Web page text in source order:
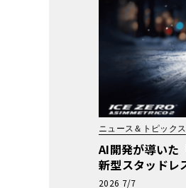
ニュース＆トピックス
AI開発が導いた
新型スタッドレ
O 2」登場
2026 7/7